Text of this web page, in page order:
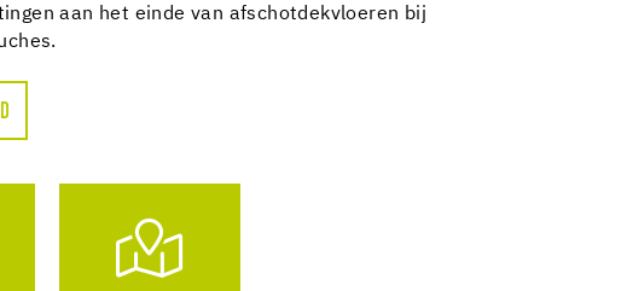
aan het einde van afschotdekvloeren bij